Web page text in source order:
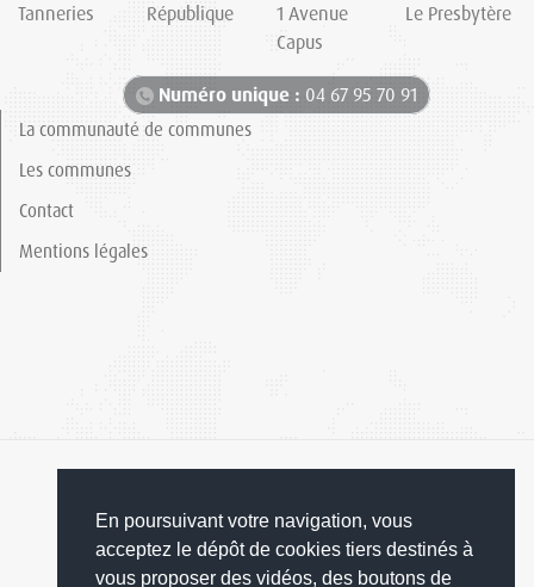
En poursuivant votre navigation, vous
acceptez le dépôt de cookies tiers destinés à
vous proposer des vidéos, des boutons de
Tanneries
République
1 Avenue
Capus
Le Presbytère
Numéro unique : 04 67 95 70 91
La communauté de communes
Les communes
Contact
Mentions légales
© 2019 Grand Orb